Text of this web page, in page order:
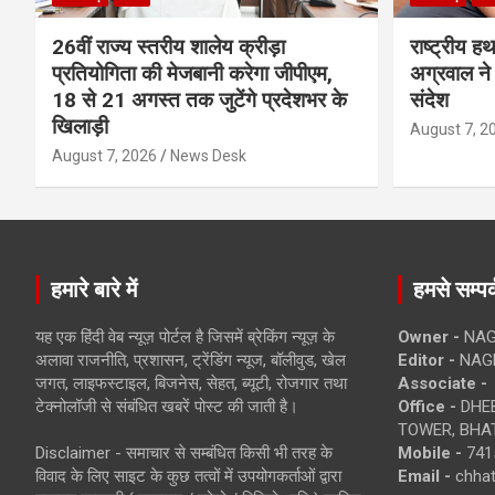
26वीं राज्य स्तरीय शालेय क्रीड़ा
प्रतियोगिता की मेजबानी करेगा जीपीएम,
18 से 21 अगस्त तक जुटेंगे प्रदेशभर के
खिलाड़ी
August 7, 2026 News Desk
राष्ट्रीय
अग्रवाल ने
संदेश
August 7,
हमारे बारे में
यह एक हिंदी वेब न्यूज़ पोर्टल है जिसमें ब्रेकिंग न्यूज़ के
अलावा राजनीति, प्रशासन, ट्रेंडिंग न्यूज, बॉलीवुड, खेल
जगत, लाइफस्टाइल, बिजनेस, सेहत, ब्यूटी, रोजगार तथा
टेक्नोलॉजी से संबंधित खबरें पोस्ट की जाती है।
Disclaimer - समाचार से सम्बंधित किसी भी तरह के
विवाद के लिए साइट के कुछ तत्वों में उपयोगकर्ताओं द्वारा
हमसे
Owner -
Editor -
Associate -
Office -
TOWER,
Mobile -
Email -